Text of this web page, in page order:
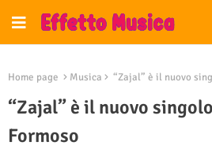
Home page Musica “Zajal” è il nuovo
“Zajal” è il nuovo
Formoso